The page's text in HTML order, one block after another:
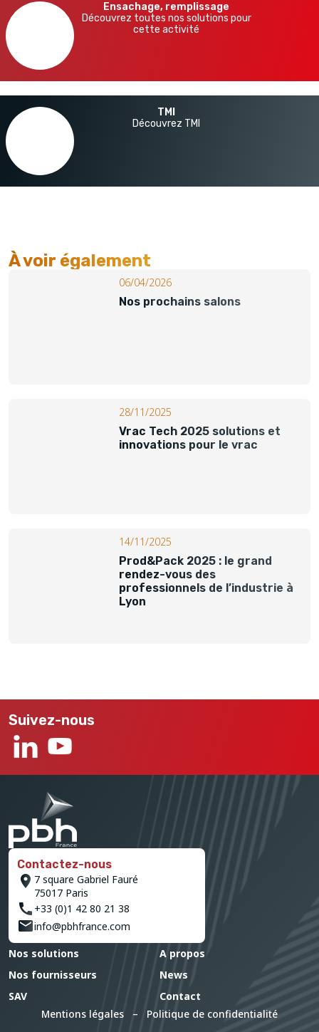
Ensachage, remplissage
Découvrez toutes nos solutions pour
cette activité
TMI
Découvrez TMI
À voir également​
06/04/2026
Nos prochains salons
28/11/2025
Vrac Tech 2025 solutions et
innovations pour le vrac
14/11/2025
Prod&Pack 2025 : le grand
rendez-vous des
professionnels de l’industrie à
Lyon
Suivez-nous
Contactez-nous
7 square Gabriel Fauré
75017 Paris
+33 (0)1 42 80 21 38
info@pbhfrance.com
Nos solutions
Nos fournisseurs
SAV
A propos
News
Contact
Mentions légales – Politique de confidentialité